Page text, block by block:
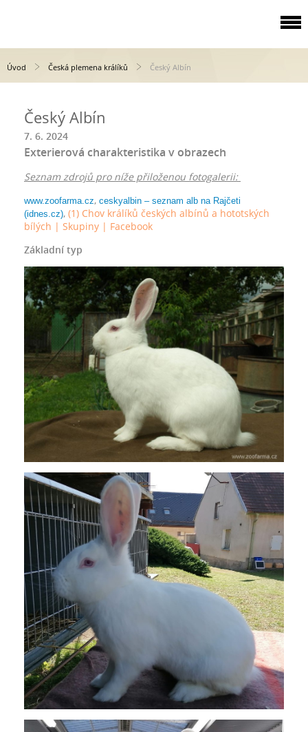
Úvod Česká plemena králíků Český Albín
Český Albín
7. 6. 2024
Exterierová charakteristika v obrazech
Seznam zdrojů pro níže přiloženou fotogalerii:
www.zoofarma.cz, ceskyalbin – seznam alb na Rajčeti
(idnes.cz), (1) Chov králíků českých albínů a hototských
bílých | Skupiny | Facebook
Základní typ